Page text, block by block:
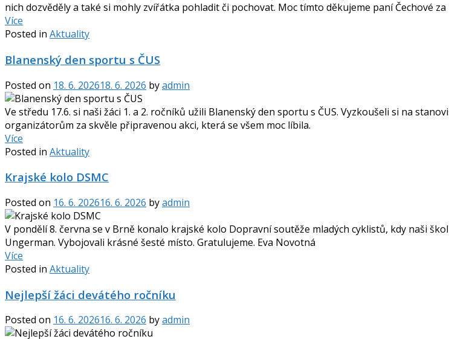
nich dozvěděly a také si mohly zvířátka pohladit či pochovat. Moc tímto děkujeme paní Čechové
Více
Posted in Aktuality
Blanenský den sportu s ČUS
Posted on 18. 6. 202618. 6. 2026 byadmin
Ve středu 17.6. si naši žáci 1. a 2. ročníků užili Blanenský den sportu s ČUS. Vyzkoušeli si na
organizátorům za skvěle připravenou akci, která se všem moc líbila.
Více
Posted in Aktuality
Krajské kolo DSMC
Posted on 16. 6. 202616. 6. 2026 byadmin
V pondělí 8. června se v Brně konalo krajské kolo Dopravní soutěže mladých cyklistů, kdy naši
Ungerman. Vybojovali krásné šesté místo. Gratulujeme. Eva Novotná
Více
Posted in Aktuality
Nejlepší žáci devátého ročníku
Posted on 16. 6. 202616. 6. 2026 byadmin